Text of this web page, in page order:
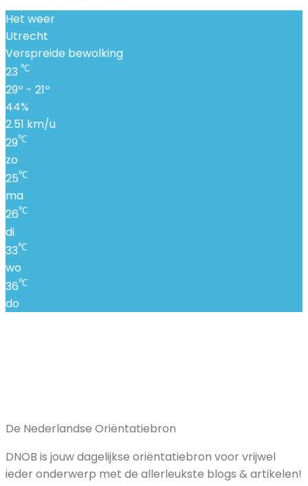
Het weer
Utrecht
Verspreide bewolking
23 ℃
29º - 21º
44%
2.51 km/u
29℃
zo
25℃
ma
26℃
di
33℃
wo
36℃
do
De Nederlandse Oriëntatiebron
DNOB is jouw dagelijkse oriëntatiebron voor vrijwel
ieder onderwerp met de allerleukste blogs & artikelen!